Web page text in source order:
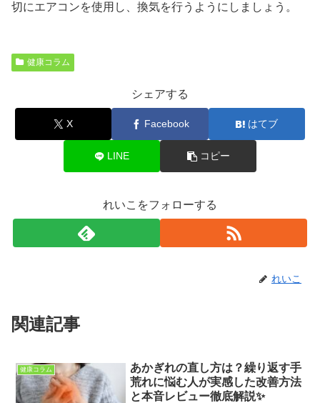
切にエアコンを使用し、換気を行うようにしましょう。
健康コラム
シェアする
X Facebook はてブ
LINE コピー
れいこをフォローする
れいこ
関連記事
健康コラム
あかぎれの直し方は？繰り返す手
荒れに悩む人が実感した改善方法
と本音レビュー徹底解説✨